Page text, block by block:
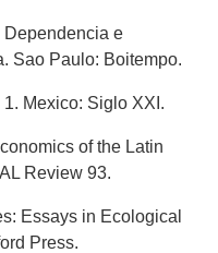
Dependencia e
Sao Paulo: Boitempo.
Mexico: Siglo XXI.
of the Latin
Review 93.
Essays in Ecological
Press.